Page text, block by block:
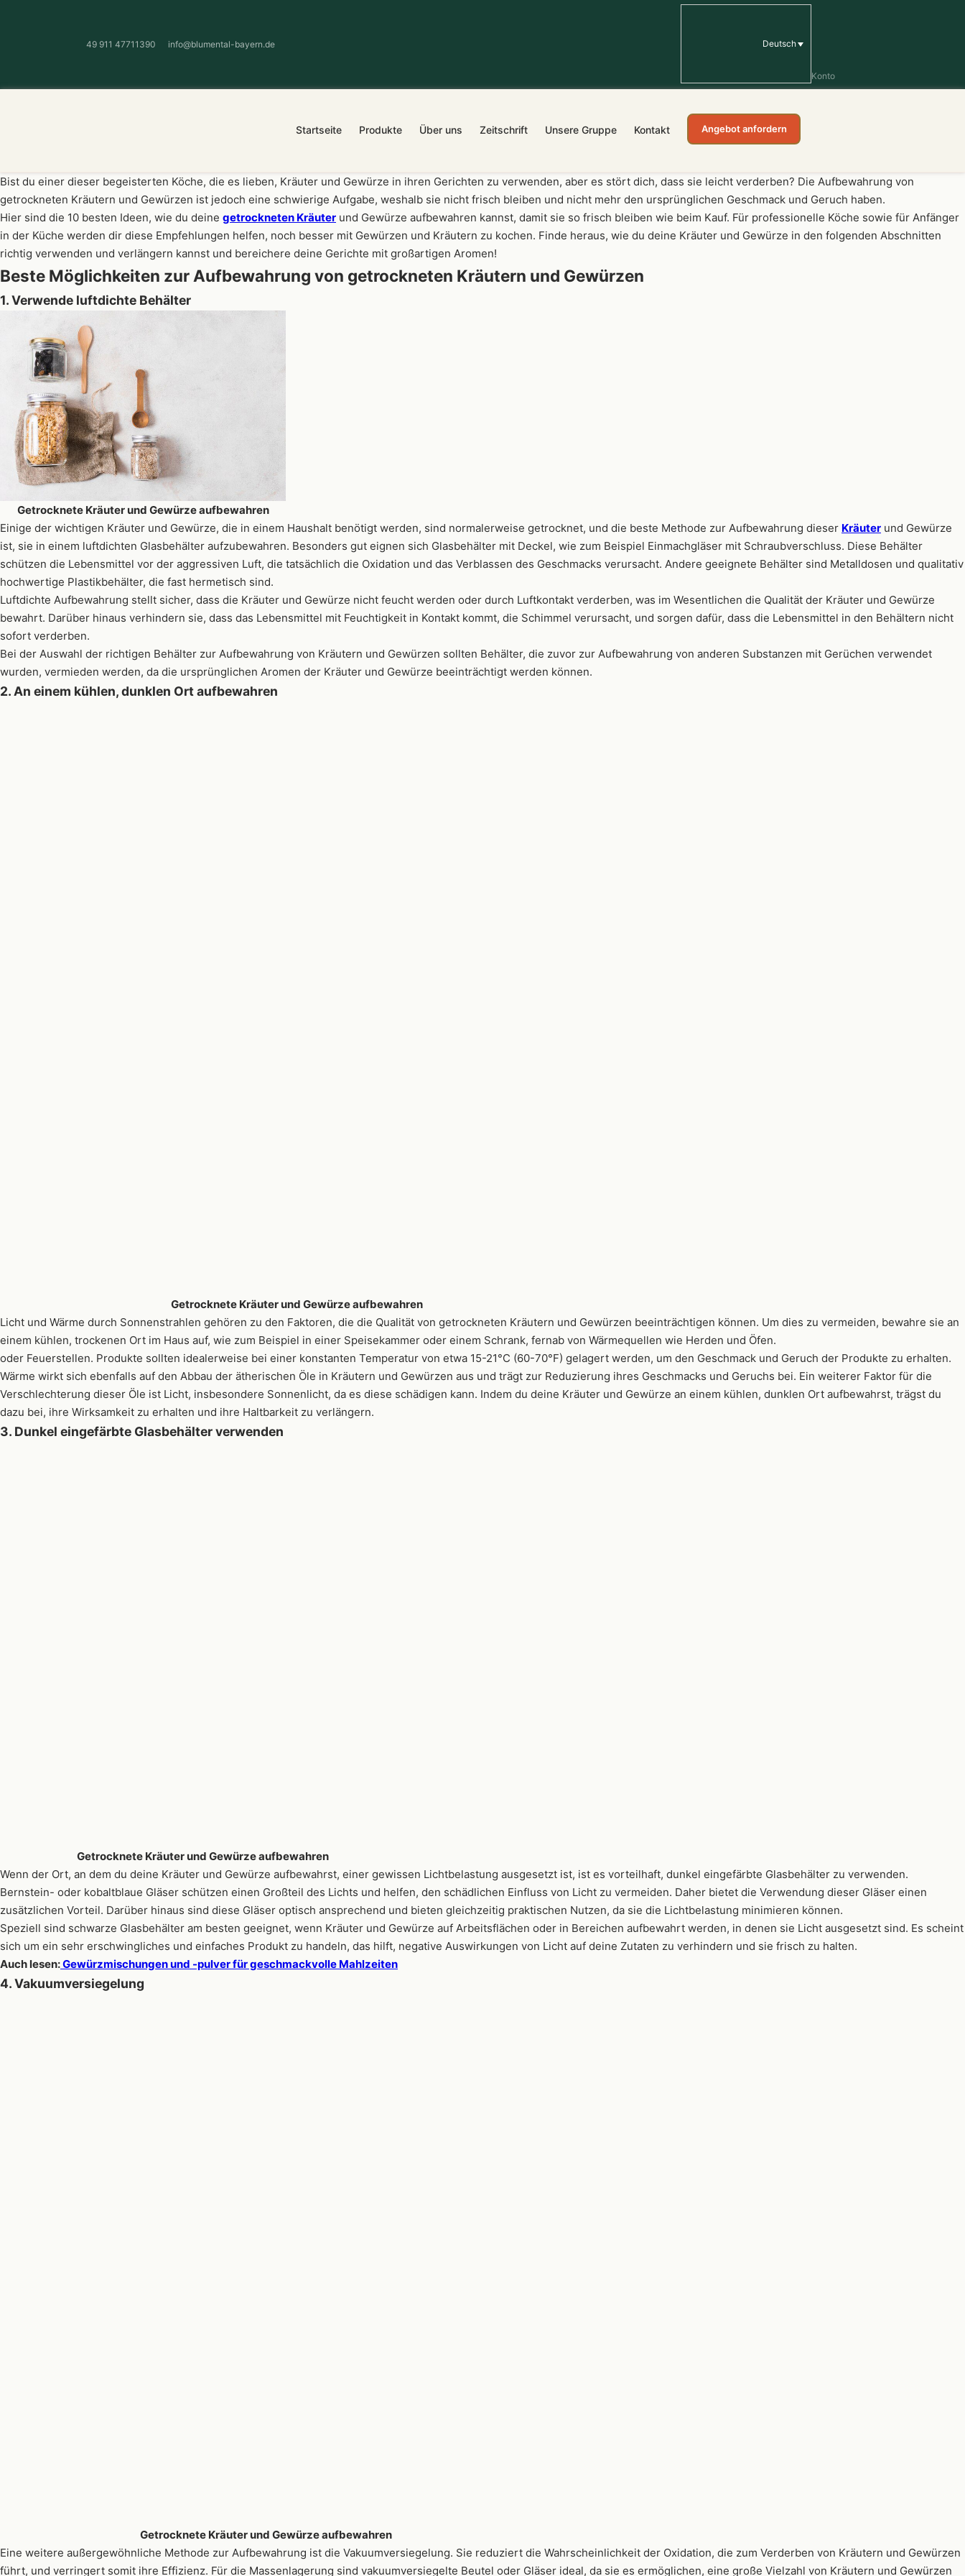
49 911 47711390 info@blumental-bayern.de
Konto
Deutsch
Startseite Produkte Über uns Zeitschrift Unsere Gruppe Kontakt Angebot anfordern
Bist du einer dieser begeisterten Köche, die es lieben, Kräuter und Gewürze in ihren Gerichten zu verwenden, aber es stört dich, dass sie leicht verderben? Die Aufbewahrung von
getrockneten Kräutern und Gewürzen ist jedoch eine schwierige Aufgabe, weshalb sie nicht frisch bleiben und nicht mehr den ursprünglichen Geschmack und Geruch haben.
Hier sind die 10 besten Ideen, wie du deine getrockneten Kräuter und Gewürze aufbewahren kannst, damit sie so frisch bleiben wie beim Kauf. Für professionelle Köche sowie für Anfänger
in der Küche werden dir diese Empfehlungen helfen, noch besser mit Gewürzen und Kräutern zu kochen. Finde heraus, wie du deine Kräuter und Gewürze in den folgenden Abschnitten
richtig verwenden und verlängern kannst und bereichere deine Gerichte mit großartigen Aromen!
Beste Möglichkeiten zur Aufbewahrung von getrockneten Kräutern und Gewürzen
1. Verwende luftdichte Behälter
Getrocknete Kräuter und Gewürze aufbewahren
Einige der wichtigen Kräuter und Gewürze, die in einem Haushalt benötigt werden, sind normalerweise getrocknet, und die beste Methode zur Aufbewahrung dieser Kräuter und Gewürze
ist, sie in einem luftdichten Glasbehälter aufzubewahren. Besonders gut eignen sich Glasbehälter mit Deckel, wie zum Beispiel Einmachgläser mit Schraubverschluss. Diese Behälter
schützen die Lebensmittel vor der aggressiven Luft, die tatsächlich die Oxidation und das Verblassen des Geschmacks verursacht. Andere geeignete Behälter sind Metalldosen und qualitativ
hochwertige Plastikbehälter, die fast hermetisch sind.
Luftdichte Aufbewahrung stellt sicher, dass die Kräuter und Gewürze nicht feucht werden oder durch Luftkontakt verderben, was im Wesentlichen die Qualität der Kräuter und Gewürze
bewahrt. Darüber hinaus verhindern sie, dass das Lebensmittel mit Feuchtigkeit in Kontakt kommt, die Schimmel verursacht, und sorgen dafür, dass die Lebensmittel in den Behältern nicht
sofort verderben.
Bei der Auswahl der richtigen Behälter zur Aufbewahrung von Kräutern und Gewürzen sollten Behälter, die zuvor zur Aufbewahrung von anderen Substanzen mit Gerüchen verwendet
wurden, vermieden werden, da die ursprünglichen Aromen der Kräuter und Gewürze beeinträchtigt werden können.
2. An einem kühlen, dunklen Ort aufbewahren
Getrocknete Kräuter und Gewürze aufbewahren
Licht und Wärme durch Sonnenstrahlen gehören zu den Faktoren, die die Qualität von getrockneten Kräutern und Gewürzen beeinträchtigen können. Um dies zu vermeiden, bewahre sie an
einem kühlen, trockenen Ort im Haus auf, wie zum Beispiel in einer Speisekammer oder einem Schrank, fernab von Wärmequellen wie Herden und Öfen.
oder Feuerstellen. Produkte sollten idealerweise bei einer konstanten Temperatur von etwa 15-21°C (60-70°F) gelagert werden, um den Geschmack und Geruch der Produkte zu erhalten.
Wärme wirkt sich ebenfalls auf den Abbau der ätherischen Öle in Kräutern und Gewürzen aus und trägt zur Reduzierung ihres Geschmacks und Geruchs bei. Ein weiterer Faktor für die
Verschlechterung dieser Öle ist Licht, insbesondere Sonnenlicht, da es diese schädigen kann. Indem du deine Kräuter und Gewürze an einem kühlen, dunklen Ort aufbewahrst, trägst du
dazu bei, ihre Wirksamkeit zu erhalten und ihre Haltbarkeit zu verlängern.
3. Dunkel eingefärbte Glasbehälter verwenden
Getrocknete Kräuter und Gewürze aufbewahren
Wenn der Ort, an dem du deine Kräuter und Gewürze aufbewahrst, einer gewissen Lichtbelastung ausgesetzt ist, ist es vorteilhaft, dunkel eingefärbte Glasbehälter zu verwenden.
Bernstein- oder kobaltblaue Gläser schützen einen Großteil des Lichts und helfen, den schädlichen Einfluss von Licht zu vermeiden. Daher bietet die Verwendung dieser Gläser einen
zusätzlichen Vorteil. Darüber hinaus sind diese Gläser optisch ansprechend und bieten gleichzeitig praktischen Nutzen, da sie die Lichtbelastung minimieren können.
Speziell sind schwarze Glasbehälter am besten geeignet, wenn Kräuter und Gewürze auf Arbeitsflächen oder in Bereichen aufbewahrt werden, in denen sie Licht ausgesetzt sind. Es scheint
sich um ein sehr erschwingliches und einfaches Produkt zu handeln, das hilft, negative Auswirkungen von Licht auf deine Zutaten zu verhindern und sie frisch zu halten.
Auch lesen:Gewürzmischungen und -pulver für geschmackvolle Mahlzeiten
4. Vakuumversiegelung
Getrocknete Kräuter und Gewürze aufbewahren
Eine weitere außergewöhnliche Methode zur Aufbewahrung ist die Vakuumversiegelung. Sie reduziert die Wahrscheinlichkeit der Oxidation, die zum Verderben von Kräutern und Gewürzen
führt, und verringert somit ihre Effizienz. Für die Massenlagerung sind vakuumversiegelte Beutel oder Gläser ideal, da sie es ermöglichen, eine große Vielzahl von Kräutern und Gewürzen